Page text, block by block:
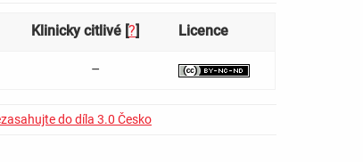
Klinicky citlivé [?] Licence
–
do díla 3.0 Česko